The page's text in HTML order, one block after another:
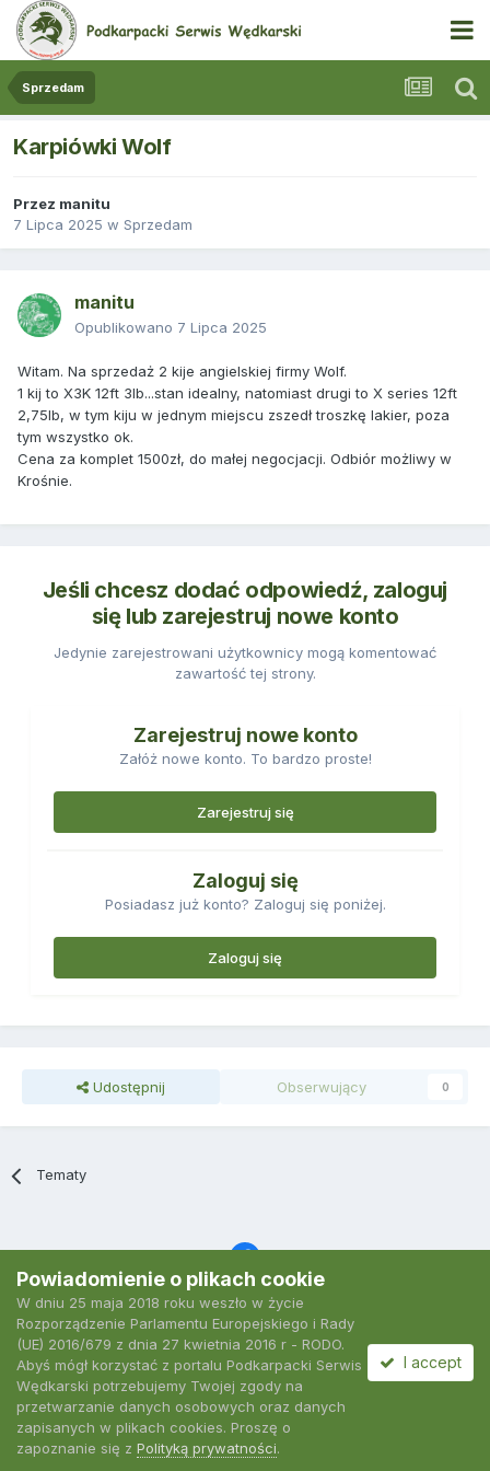
Sprzedam
Karpiówki Wolf
Przez manitu
7 Lipca 2025 w Sprzedam
manitu
Opublikowano 7 Lipca 2025
Witam. Na sprzedaż 2 kije angielskiej firmy Wolf.
1 kij to X3K 12ft 3lb...stan idealny, natomiast drugi to X series 12ft
2,75lb, w tym kiju w jednym miejscu zszedł troszkę lakier, poza
tym wszystko ok.
Cena za komplet 1500zł, do małej negocjacji. Odbiór możliwy w
Krośnie.
Jeśli chcesz dodać odpowiedź, zaloguj
się lub zarejestruj nowe konto
Jedynie zarejestrowani użytkownicy mogą komentować
zawartość tej strony.
Zarejestruj nowe konto
Załóż nowe konto. To bardzo proste!
Zarejestruj się
Zaloguj się
Posiadasz już konto? Zaloguj się poniżej.
Zaloguj się
Udostępnij Obserwujący 0
Tematy
Język Polityka prywatności Kontakt
2007-2026 Podkarpacki Serwis Wędkarski
Powiadomienie o plikach cookie
W dniu 25 maja 2018 roku weszło w życie
Rozporządzenie Parlamentu Europejskiego i Rady
(UE) 2016/679 z dnia 27 kwietnia 2016 r - RODO.
Abyś mógł korzystać z portalu Podkarpacki Serwis
Wędkarski potrzebujemy Twojej zgody na
przetwarzanie danych osobowych oraz danych
zapisanych w plikach cookies. Proszę o
zapoznanie się z Polityką prywatności.
I accept